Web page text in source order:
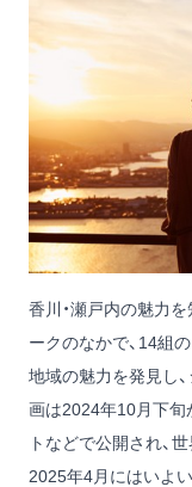
香川・瀬戸内の魅力
ークのなかで、14組
地域の魅力を発見し
画は2024年10月下旬
トなどで公開され、
2025年4月にはいよ